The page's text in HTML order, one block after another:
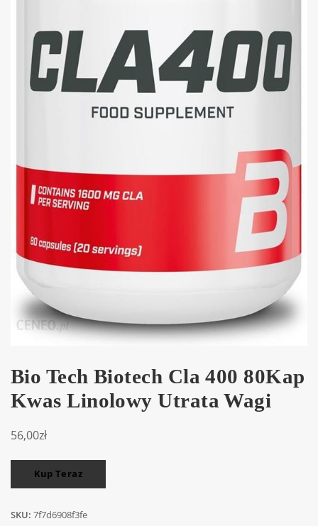
Bio Tech Biotech Cla 400 80Kap
Kwas Linolowy Utrata Wagi
56,00zł
Kup Teraz
SKU: 7f7d6908f3fe